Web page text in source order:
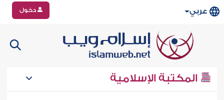
عربي دخول
المكتبة الإسلامية